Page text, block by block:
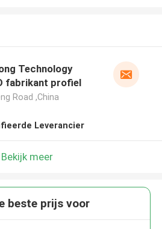
Technology
fabrikant profiel
Road ,China
Leverancier
Bekijk meer
beste prijs voor